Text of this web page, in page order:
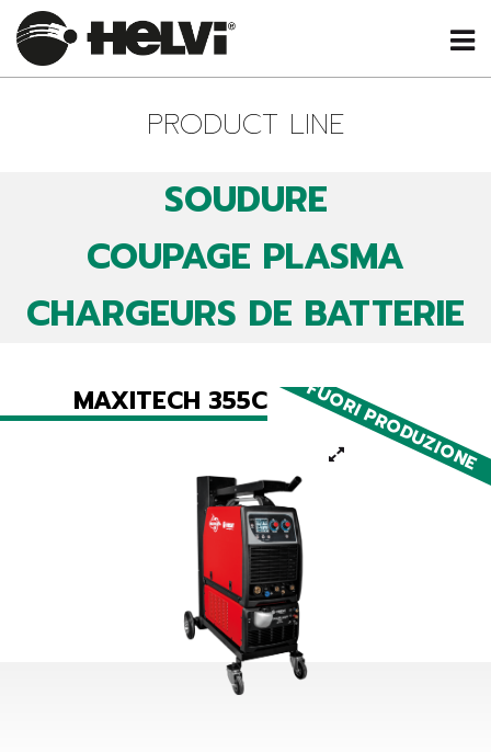
PRODUCT LINE
SOUDURE
COUPAGE PLASMA
CHARGEURS DE BATTERIE
FUORI PRODUZIONE
MAXITECH 355C